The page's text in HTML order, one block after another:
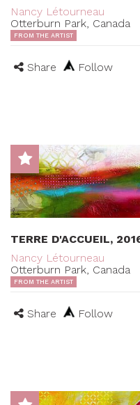
Nancy Létourneau
Otterburn Park, Canada
FROM THE ARTIST
Share Follow
TERRE D'ACCUEIL,
Nancy Létourneau
Otterburn Park, Canada
FROM THE ARTIST
Share Follow